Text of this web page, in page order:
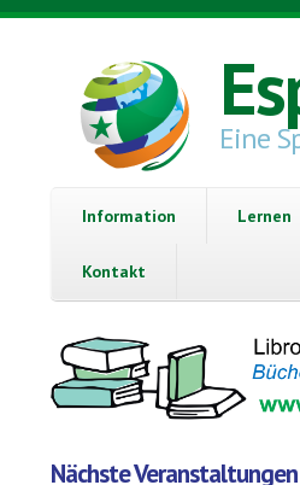
Direkt zum Inhalt
Eine
Information Lernen
Kontakt
Nächste Veranstaltungen